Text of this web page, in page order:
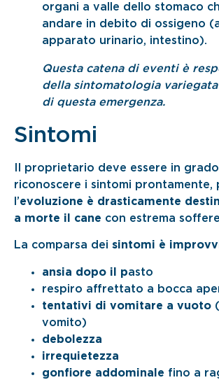
organi a valle dello stomaco
andare in debito di ossigeno
apparato urinario, intestino).
Questa catena di eventi è
della sintomatologia variegata
di questa emergenza.
Sintomi
Il proprietario deve essere in
riconoscere i sintomi prontamente,
l’evoluzione è drasticamente
a morte il cane con estrema
La comparsa dei sintomi è
ansia dopo il pasto
respiro affrettato a bocca
tentativi di vomitare a vuoto
vomito)
debolezza
irrequietezza
gonfiore addominale fino a